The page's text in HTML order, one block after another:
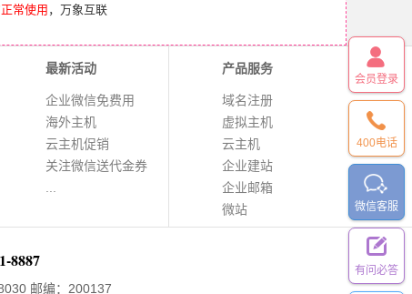
常使用 ，万象互联
最新活动
企业微信免费用
海外主机
云主机促销
关注微信送代金券
产品服务
域名注册
虚拟主机
云主机
企业建站
企业邮箱
微站
8887
邮编：200137
会员登录
400电话
微信客服
有问必答